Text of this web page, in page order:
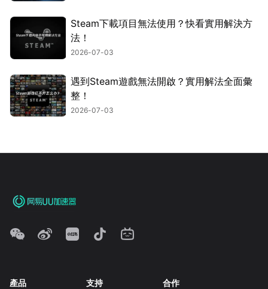
Steam下載項目無法使用？快看實用解決方
法！
2026-07-03
遇到Steam遊戲無法開啟？實用解法全面彙
整！
2026-07-03
產品 支持 合作